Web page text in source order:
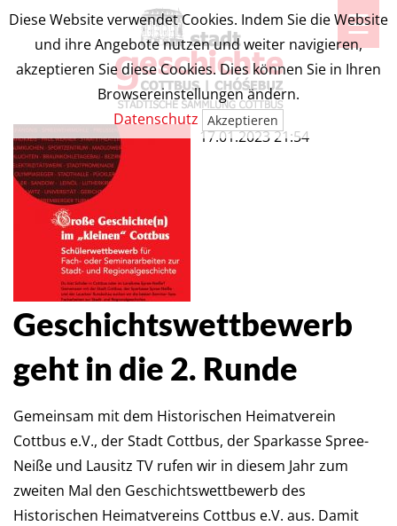
Diese Website verwendet Cookies. Indem Sie die Website
und ihre Angebote nutzen und weiter navigieren,
akzeptieren Sie diese Cookies. Dies können Sie in Ihren
Browsereinstellungen ändern.
Datenschutz Akzeptieren
☰
Geschichtswettbewerb geht in die 2.
Runde
17.01.2023 21:54
Geschichtswettbewerb
geht in die 2. Runde
Gemeinsam mit dem Historischen Heimatverein
Cottbus e.V., der Stadt Cottbus, der Sparkasse Spree-
Neiße und Lausitz TV rufen wir in diesem Jahr zum
zweiten Mal den Geschichtswettbewerb des
Historischen Heimatvereins Cottbus e.V. aus. Damit